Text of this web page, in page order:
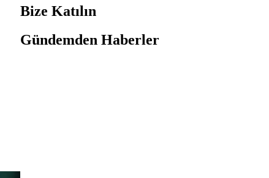
Bize Katılın
Gündemden Haberler